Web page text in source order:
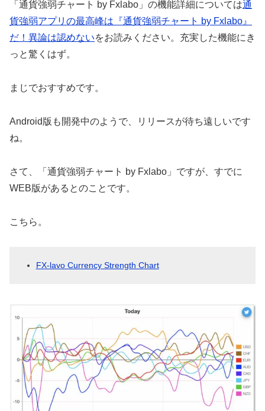
「通貨強弱チャート by Fxlabo」の機能詳細については通
貨強弱アプリの最高峰は『通貨強弱チャート by Fxlabo』
だ！異論は認めないをお読みください。充実した機能にき
っと驚くはず。
まじでおすすめです。
Android版も開発中のようで、リリースが待ち遠しいです
ね。
さて、「通貨強弱チャート by Fxlabo」ですが、すでに
WEB版があるとのことです。
こちら。
FX-lavo Currency Strength Chart